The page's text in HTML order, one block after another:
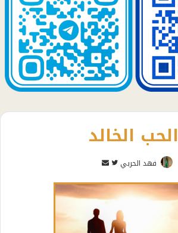
الحب الخالد
فهد الحربي
تابع
تويتر
أرسل
إلكترونيا